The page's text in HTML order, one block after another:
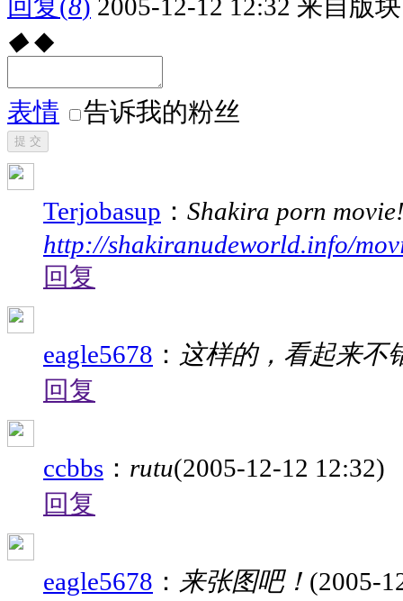
回复 (8) 2005-12-12 12:32 来自版
◆ ◆
表情 告诉我的粉丝
提 交
Terjobasup ： Shakira porn
http://shakiranudeworld.info/
回复
eagle5678 ： 这样的，看起来不
回复
ccbbs ： rutu(2005-12-12 12:32)
回复
eagle5678 ： 来张图吧！ (2005-